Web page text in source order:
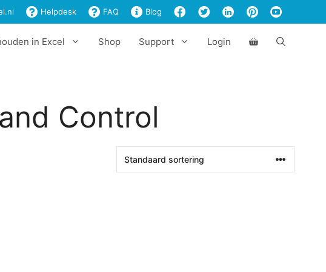
Helpdesk FAQ Blog
in Excel Shop Support Login
Control